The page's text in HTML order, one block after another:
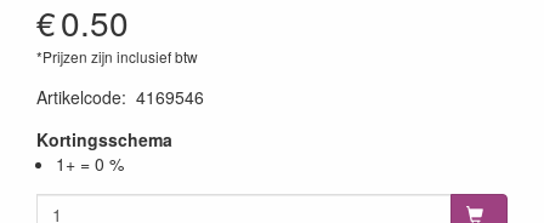
€0.50
*Prijzen zijn inclusief btw
Artikelcode: 4169546
Kortingsschema
1+ = 0 %